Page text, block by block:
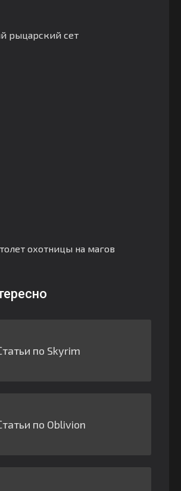
рыцарский сет
охотницы на магов
по Skyrim
по Oblivion